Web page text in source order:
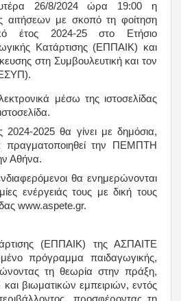
26/8/2024 ώρα 19:00 η
αιτήσεων με σκοπό τη φοίτηση
έτος 2024-25 στο Ετήσιο
Κατάρτισης (ΕΠΠΑΙΚ) και
στη Συμβουλευτική και τον
μέσω της ιστοσελίδας
2025 θα γίνει με δημόσια,
πραγματοποιηθεί την ΠΕΜΠΤΗ
Αθήνα.
θα ενημερώνονται
ενέργειάς τους με δική τους
www.aspete.gr.
(ΕΠΠΑΙΚ) της ΑΣΠΑΙΤΕ
πρόγραμμα παιδαγωγικής,
τη θεωρία στην πράξη,
βιωματικών εμπειριών, εντός